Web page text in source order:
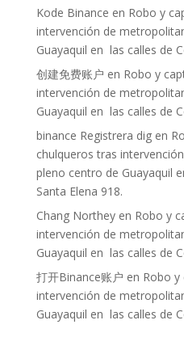
Kode Binance en Robo y
intervención de
Guayaquil en las calles de
创建免费账户 en Robo y
intervención de
Guayaquil en las calles de
binance Registrera digen
chulqueros tras
pleno centro de Guayaquil
Santa Elena 918.
Chang Northeyen Robo y
intervención de
Guayaquil en las calles de
打开Binance账户 en Robo y
intervención de
Guayaquil en las calles de